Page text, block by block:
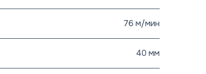
76 м/мин
40 мм